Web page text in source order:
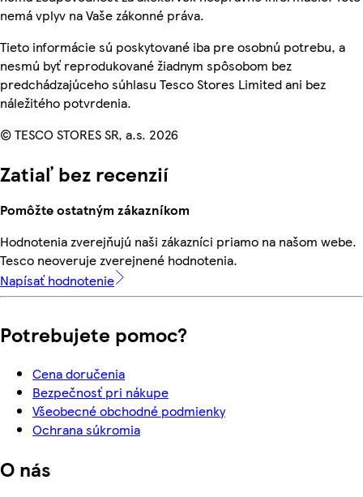
nemá vplyv na Vaše zákonné práva.
Tieto informácie sú poskytované iba pre osobnú potrebu, a
nesmú byť reprodukované žiadnym spôsobom bez
predchádzajúceho súhlasu Tesco Stores Limited ani bez
náležitého potvrdenia.
© TESCO STORES SR, a.s. 2026
Zatiaľ bez recenzií
Pomôžte ostatným zákazníkom
Hodnotenia zverejňujú naši zákazníci priamo na našom webe.
Tesco neoveruje zverejnené hodnotenia.
Napísať hodnotenie
Potrebujete pomoc?
Cena doručenia
Bezpečnosť pri nákupe
Všeobecné obchodné podmienky
Ochrana súkromia
O nás